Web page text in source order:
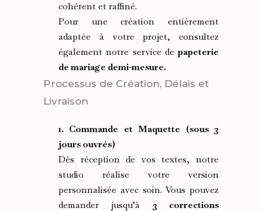
cohérent et raffiné.
Pour une création entièrement
adaptée à votre projet, consultez
également notre service de papeterie
de mariage demi-mesure.
Processus de Création, Délais et
Livraison
1. Commande et Maquette (sous 3
jours ouvrés)
Dès réception de vos textes, notre
studio réalise votre version
personnalisée avec soin. Vous pouvez
demander jusqu’à 3 corrections